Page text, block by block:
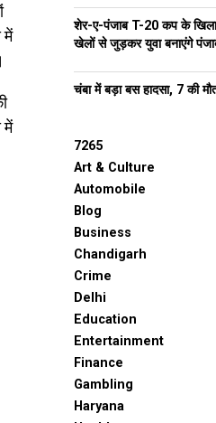
में
में
शेर-ए-पंजाब T-20 कप के
खेलों से जुड़कर युवा बनाएंगे
चंबा में बड़ा बस हादसा, 7 की
7265
Art & Culture
Automobile
Blog
Business
Chandigarh
Crime
Delhi
Education
Entertainment
Finance
Gambling
Haryana